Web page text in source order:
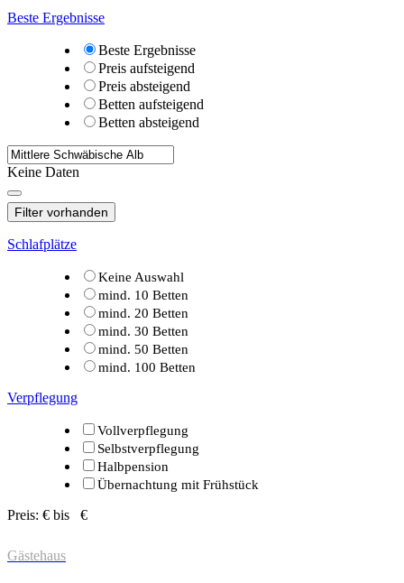
Beste Ergebnisse
Beste Ergebnisse
Preis aufsteigend
Preis absteigend
Betten aufsteigend
Betten absteigend
Keine Daten
Filter vorhanden
Schlafplätze
Keine Auswahl
mind. 10 Betten
mind. 20 Betten
mind. 30 Betten
mind. 50 Betten
mind. 100 Betten
Verpflegung
Vollverpflegung
Selbstverpflegung
Halbpension
Übernachtung mit Frühstück
Preis: € bis €
Gästehaus